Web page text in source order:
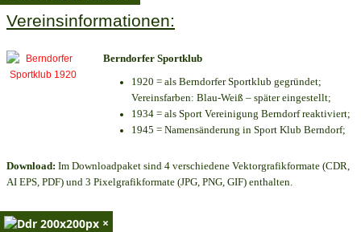
Vereinsinformationen:
Berndorfer Sportklub
1920 = als Berndorfer Sportklub gegründet;
Vereinsfarben: Blau-Weiß – später eingestellt;
1934 = als Sport Vereinigung Berndorf reaktiviert;
1945 = Namensänderung in Sport Klub Berndorf;
Download: Im Downloadpaket sind 4 verschiedene Vektorgrafikformate (CDR,
AI EPS, PDF) und 3 Pixelgrafikformate (JPG, PNG, GIF) enthalten.
×